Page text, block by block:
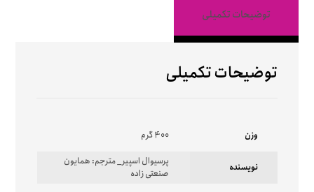
توضیحات تکمیلی
توضیحات تکمیلی
وزن 400 گرم
نویسنده
پرسیوال اسپیر_ مترجم: همایون
صنعتی زاده